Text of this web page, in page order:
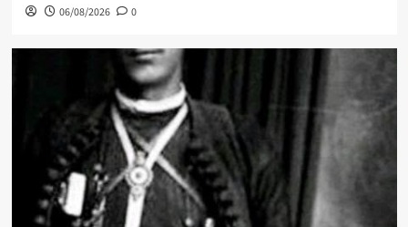
06/08/2026 0